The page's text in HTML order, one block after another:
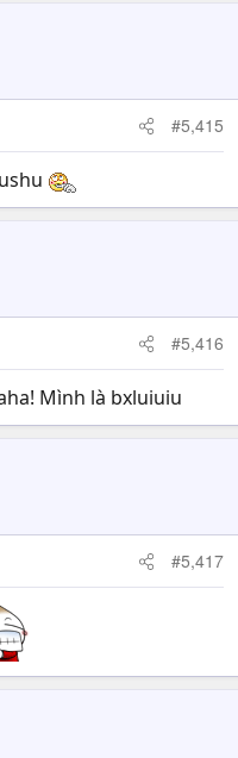
#5,415
#5,416
Mình là bxluiuiu
#5,417